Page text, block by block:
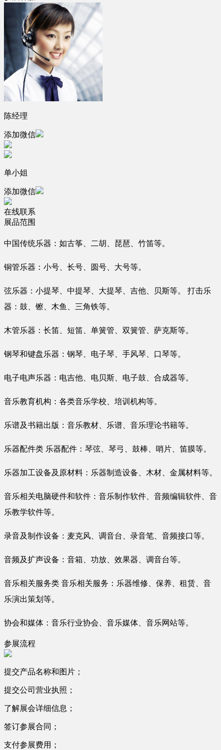
陈经理
添加微信
单小姐
添加微信
在线联系
展品范围
中国传统乐器：如古筝、二胡、琵琶、竹笛等。
铜管乐器：小号、长号、圆号、大号等。
弦乐器：小提琴、中提琴、大提琴、吉他、贝斯等。 打击乐
器：鼓、镲、木鱼、三角铁等。
木管乐器：长笛、短笛、单簧管、双簧管、萨克斯等。
钢琴和键盘乐器：钢琴、电子琴、手风琴、口琴等。
电子电声乐器：电吉他、电贝斯、电子鼓、合成器等。
音乐教育机构：各类音乐学校、培训机构等。
乐谱及书籍出版：音乐教材、乐谱、音乐理论书籍等。
乐器配件类 乐器配件：琴弦、琴弓、鼓棒、哨片、笛膜等。
乐器加工设备及原材料：乐器制造设备、木材、金属材料等。
音乐相关电脑硬件和软件：音乐制作软件、音频编辑软件、音
乐教学软件等。
录音及制作设备：麦克风、调音台、录音笔、音频接口等。
音频及扩声设备：音箱、功放、效果器、调音台等。
音乐相关服务类 音乐相关服务：乐器维修、保养、租赁、音
乐演出策划等。
协会和媒体：音乐行业协会、音乐媒体、音乐网站等。
参展流程
提交产品名称和图片；
提交公司营业执照；
了解展会详细信息；
签订参展合同；
支付参展费用；